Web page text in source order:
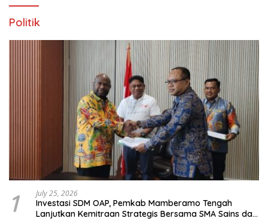
Politik
1 July 25, 2026
Investasi SDM OAP, Pemkab Mamberamo Tengah
Lanjutkan Kemitraan Strategis Bersama SMA Sains dan